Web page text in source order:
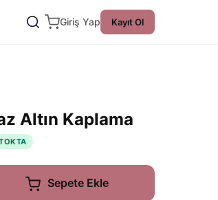
Giriş Yap Kayıt Ol
Altın Kaplama
Sepete Ekle